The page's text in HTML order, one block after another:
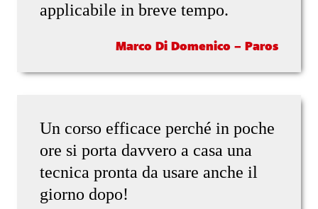
applicabile in breve tempo.
Marco Di Domenico – Paros
Un corso efficace perché in poche
ore si porta davvero a casa una
tecnica pronta da usare anche il
giorno dopo!